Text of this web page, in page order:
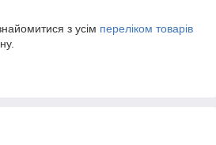
з усім переліком товарів